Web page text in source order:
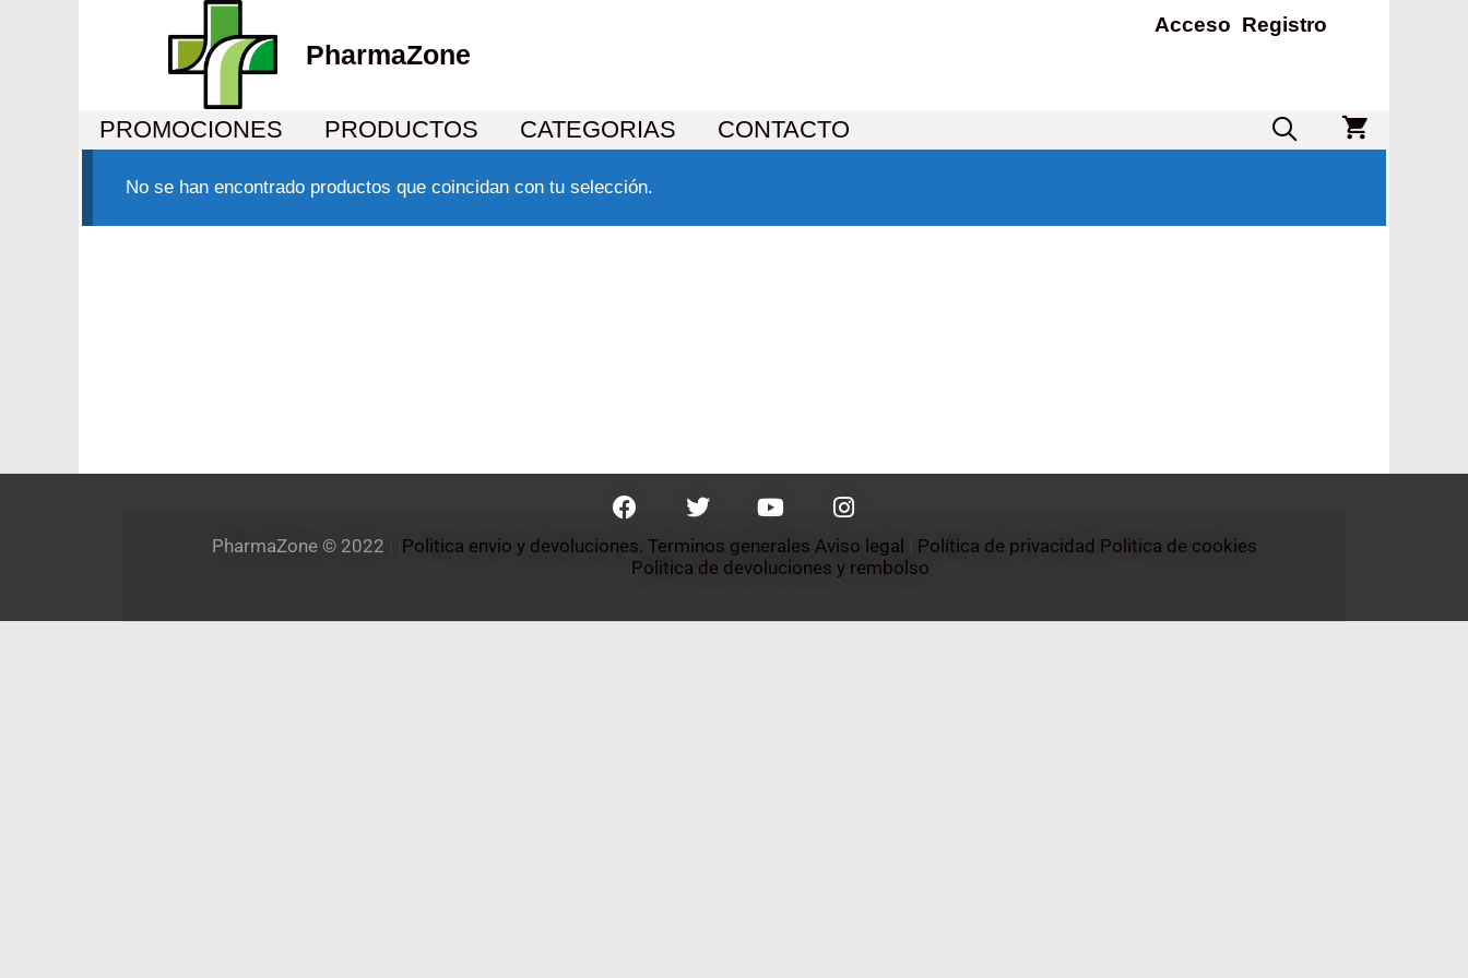
Acceso Registro
PharmaZone
PROMOCIONES PRODUCTOS CATEGORIAS CONTACTO
No se han encontrado productos que coincidan con tu selección.
PharmaZone © 2022 Politica envio y devoluciones. Terminos generales Aviso legal Política de privacidad Politica de cookies
Politica de devoluciones y rembolso